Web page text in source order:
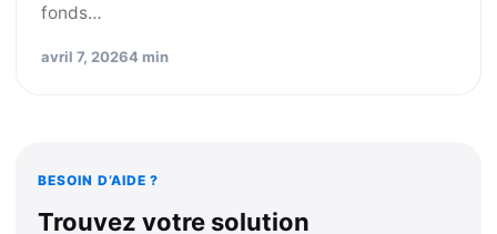
fonds…
avril 7, 20264 min
BESOIN D’AIDE ?
Trouvez votre solution